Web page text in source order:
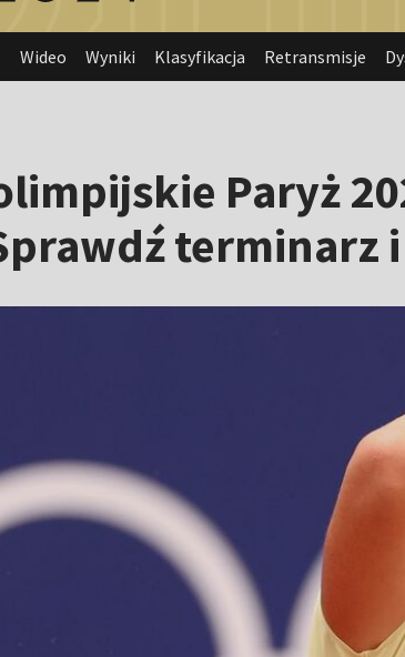
Wideo Wyniki Klasyfikacja Retransmisje
Paryż
terminarz